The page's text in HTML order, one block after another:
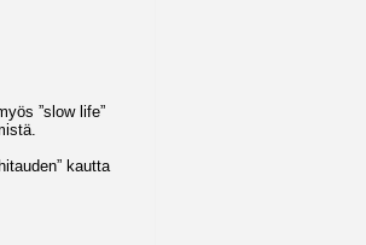
”slow life”
kautta